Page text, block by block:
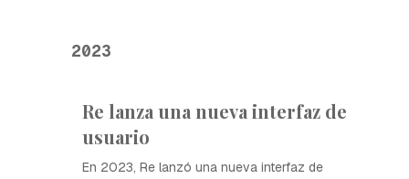
2023
Re lanza una nueva interfaz de
usuario
En 2023, Re lanzó una nueva interfaz de